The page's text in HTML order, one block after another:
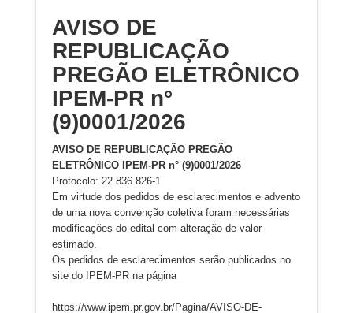
AVISO DE
REPUBLICAÇÃO
PREGÃO ELETRÔNICO
IPEM-PR n°
(9)0001/2026
AVISO DE REPUBLICAÇÃO PREGÃO
ELETRÔNICO IPEM-PR n° (9)0001/2026
Protocolo: 22.836.826-1
Em virtude dos pedidos de esclarecimentos e advento
de uma nova convenção coletiva foram necessárias
modificações do edital com alteração de valor
estimado.
Os pedidos de esclarecimentos serão publicados no
site do IPEM-PR na página
https://www.ipem.pr.gov.br/Pagina/AVISO-DE-